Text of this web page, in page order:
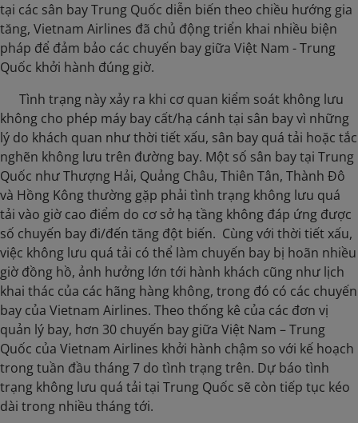
tại các sân bay Trung Quốc diễn biến theo chiều hướng gia
tăng, Vietnam Airlines đã chủ động triển khai nhiều biện
pháp để đảm bảo các chuyến bay giữa Việt Nam - Trung
Quốc khởi hành đúng giờ.
​ Tình trạng này xảy ra khi cơ quan kiểm soát không lưu
không cho phép máy bay cất/hạ cánh tại sân bay vì những
lý do khách quan như thời tiết xấu, sân bay quá tải hoặc tắc
nghẽn không lưu trên đường bay. Một số sân bay tại Trung
Quốc như Thượng Hải, Quảng Châu, Thiên Tân, Thành Đô
và Hồng Kông thường gặp phải tình trạng không lưu quá
tải vào giờ cao điểm do cơ sở hạ tầng không đáp ứng được
số chuyến bay đi/đến tăng đột biến. Cùng với thời tiết xấu,
việc không lưu quá tải có thể làm chuyến bay bị hoãn nhiều
giờ đồng hồ, ảnh hưởng lớn tới hành khách cũng như lịch
khai thác của các hãng hàng không, trong đó có các chuyến
bay của Vietnam Airlines. Theo thống kê của các đơn vị
quản lý bay, hơn 30 chuyến bay giữa Việt Nam – Trung
Quốc của Vietnam Airlines khởi hành chậm so với kế hoạch
trong tuần đầu tháng 7 do tình trạng trên. Dự báo tình
trạng không lưu quá tải tại Trung Quốc sẽ còn tiếp tục kéo
dài trong nhiều tháng tới.